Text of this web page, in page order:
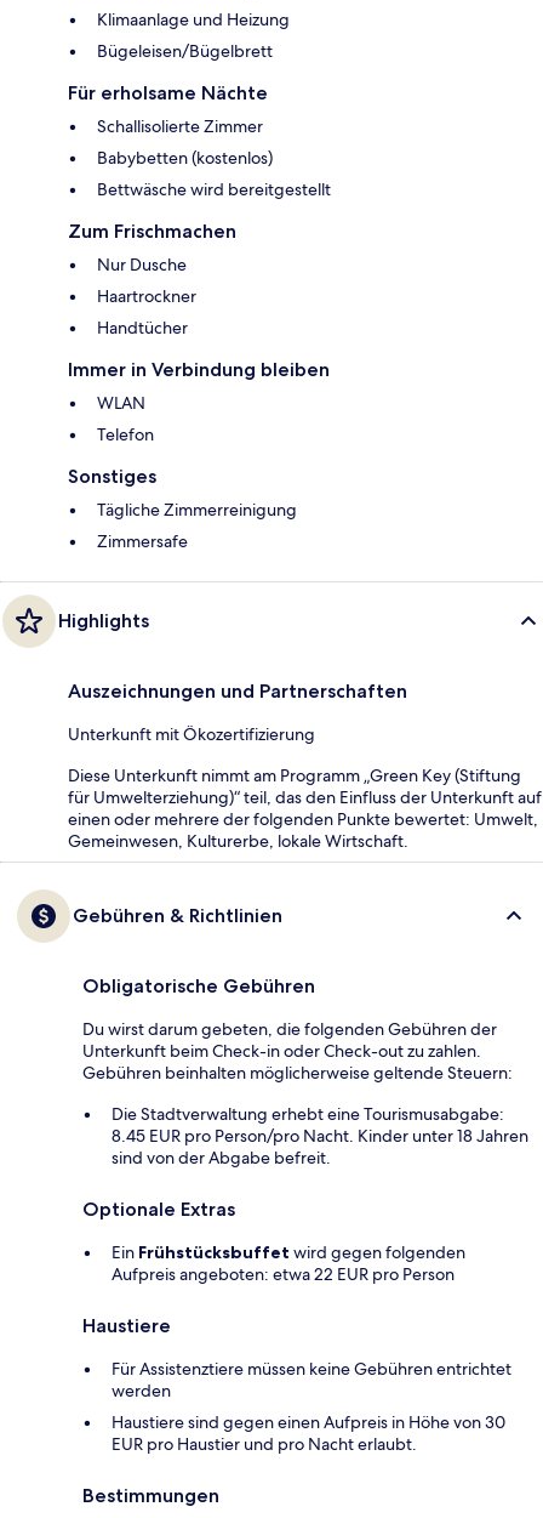
Klimaanlage und Heizung
Bügeleisen/Bügelbrett
Für erholsame Nächte
Schallisolierte Zimmer
Babybetten (kostenlos)
Bettwäsche wird bereitgestellt
Zum Frischmachen
Nur Dusche
Haartrockner
Handtücher
Immer in Verbindung bleiben
WLAN
Telefon
Sonstiges
Tägliche Zimmerreinigung
Zimmersafe
Highlights
Auszeichnungen und Partnerschaften
Unterkunft mit Ökozertifizierung
Diese Unterkunft nimmt am Programm „Green Key (Stiftung
für Umwelterziehung)“ teil, das den Einfluss der Unterkunft auf
einen oder mehrere der folgenden Punkte bewertet: Umwelt,
Gemeinwesen, Kulturerbe, lokale Wirtschaft.
Gebühren & Richtlinien
Obligatorische Gebühren
Du wirst darum gebeten, die folgenden Gebühren der
Unterkunft beim Check-in oder Check-out zu zahlen.
Gebühren beinhalten möglicherweise geltende Steuern:
Die Stadtverwaltung erhebt eine Tourismusabgabe:
8.45 EUR pro Person/pro Nacht. Kinder unter 18 Jahren
sind von der Abgabe befreit.
Optionale Extras
Ein Frühstücksbuffet wird gegen folgenden
Aufpreis angeboten: etwa 22 EUR pro Person
Haustiere
Für Assistenztiere müssen keine Gebühren entrichtet
werden
Haustiere sind gegen einen Aufpreis in Höhe von 30
EUR pro Haustier und pro Nacht erlaubt.
Bestimmungen